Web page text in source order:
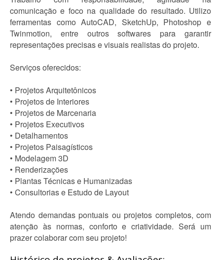
comunicação e foco na qualidade do resultado. Utilizo
ferramentas como AutoCAD, SketchUp, Photoshop e
Twinmotion, entre outros softwares para garantir
representações precisas e visuais realistas do projeto.
Serviços oferecidos:
• Projetos Arquitetônicos
• Projetos de Interiores
• Projetos de Marcenaria
• Projetos Executivos
• Detalhamentos
• Projetos Paisagísticos
• Modelagem 3D
• Renderizações
• Plantas Técnicas e Humanizadas
• Consultorias e Estudo de Layout
Atendo demandas pontuais ou projetos completos, com
atenção às normas, conforto e criatividade. Será um
prazer colaborar com seu projeto!